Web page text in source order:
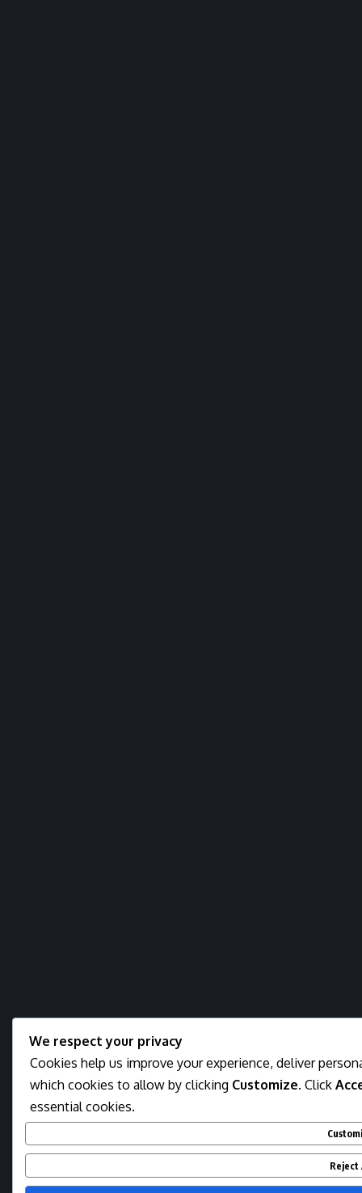
We respect your privacy
Cookies help us improve your experience, deliver
which cookies to allow by clicking Customize. Click
essential cookies.
Reject